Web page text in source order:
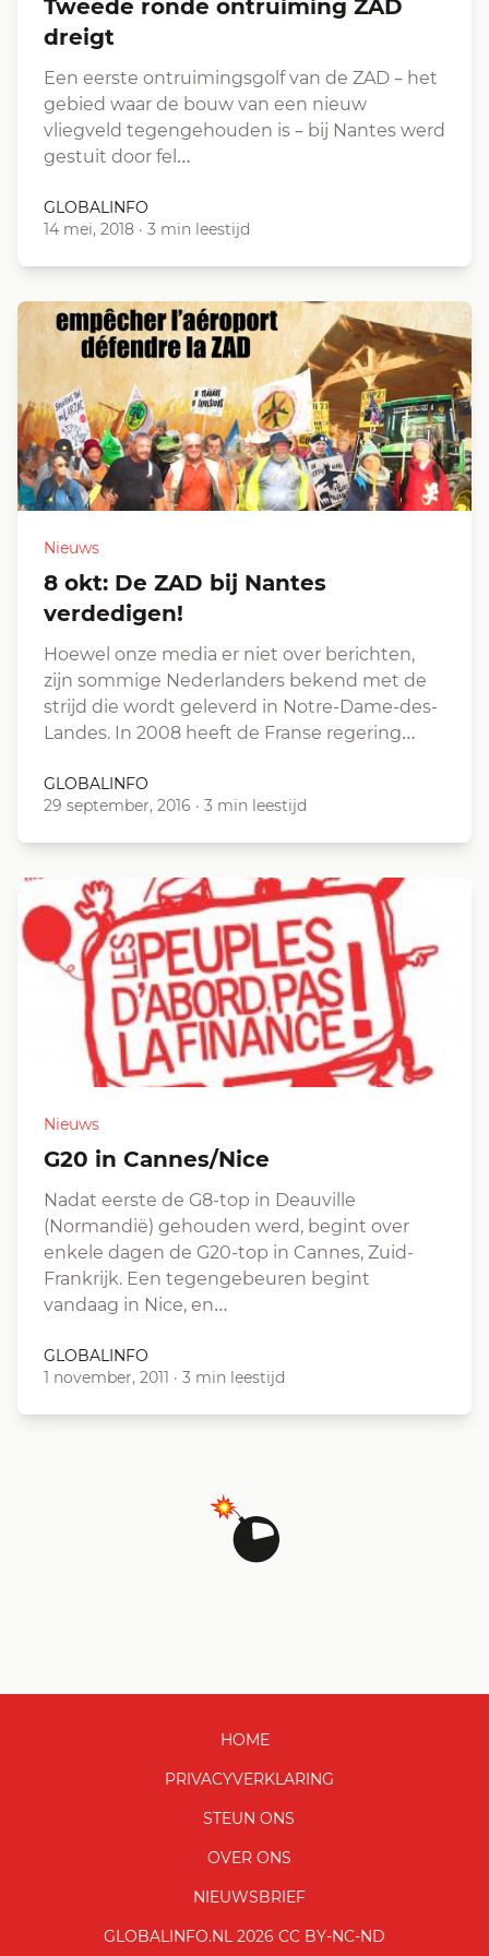
Tweede ronde ontruiming ZAD
dreigt
Een eerste ontruimingsgolf van de ZAD – het
gebied waar de bouw van een nieuw
vliegveld tegengehouden is – bij Nantes werd
gestuit door fel…
GLOBALINFO
14 mei, 2018 · 3 min leestijd
Nieuws
8 okt: De ZAD bij Nantes
verdedigen!
Hoewel onze media er niet over berichten,
zijn sommige Nederlanders bekend met de
strijd die wordt geleverd in Notre-Dame-des-
Landes. In 2008 heeft de Franse regering…
GLOBALINFO
29 september, 2016 · 3 min leestijd
Nieuws
G20 in Cannes/Nice
Nadat eerste de G8-top in Deauville
(Normandië) gehouden werd, begint over
enkele dagen de G20-top in Cannes, Zuid-
Frankrijk. Een tegengebeuren begint
vandaag in Nice, en…
GLOBALINFO
1 november, 2011 · 3 min leestijd
HOME
PRIVACYVERKLARING
STEUN ONS
OVER ONS
NIEUWSBRIEF
GLOBALINFO.NL 2026 CC BY-NC-ND